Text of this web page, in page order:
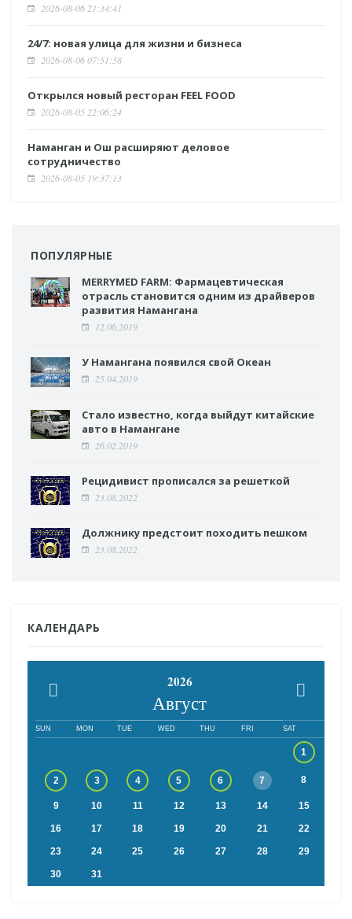
2026-08-06 21:34:41
24/7: новая улица для жизни и бизнеса
2026-08-06 07:51:58
Открылся новый ресторан FEEL FOOD
2026-08-05 22:06:24
Наманган и Ош расширяют деловое
сотрудничество
2026-08-05 19:37:13
ПОПУЛЯРНЫЕ
MERRYMED FARM: Фармацевтическая
отрасль становится одним из драйверов
развития Намангана
12.06.2019
У Намангана появился свой Океан
25.04.2019
Стало известно, когда выйдут китайские
авто в Намангане
26.02.2019
Рецидивист прописался за решеткой
23.08.2022
Должнику предстоит походить пешком
23.08.2022
КАЛЕНДАРЬ
2026
Август
SUN MON TUE WED THU FRI SAT
1
2 3 4 5 6 7 8
9 10 11 12 13 14 15
16 17 18 19 20 21 22
23 24 25 26 27 28 29
30 31